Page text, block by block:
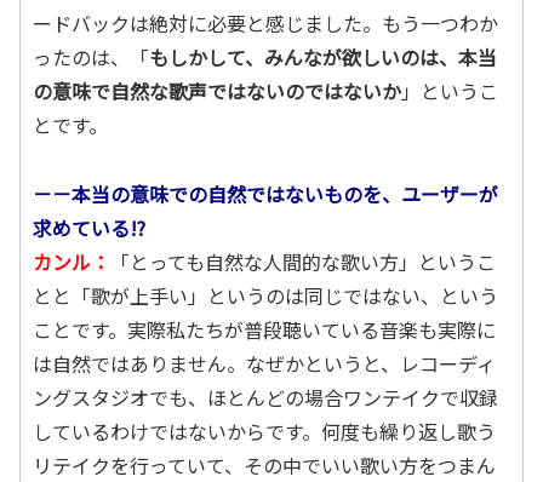
ードバックは絶対に必要と感じました。もう一つわか
ったのは、「もしかして、みんなが欲しいのは、本当
の意味で自然な歌声ではないのではないか」というこ
とです。
－－本当の意味での自然ではないものを、ユーザーが
求めている!?
カンル：
「とっても自然な人間的な歌い方」というこ
とと「歌が上手い」というのは同じではない、という
ことです。実際私たちが普段聴いている音楽も実際に
は自然ではありません。なぜかというと、レコーディ
ングスタジオでも、ほとんどの場合ワンテイクで収録
しているわけではないからです。何度も繰り返し歌う
リテイクを行っていて、その中でいい歌い方をつまん